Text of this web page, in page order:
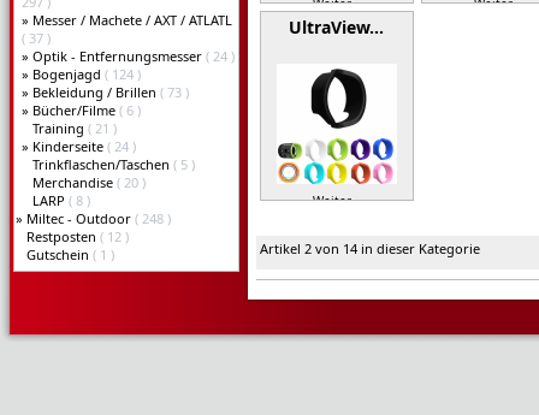
» Messer / Machete / AXT / ATLATL
( 37 )
» Optik - Entfernungsmesser ( 24 )
» Bogenjagd ( 124 )
» Bekleidung / Brillen ( 73 )
» Bücher/Filme ( 6 )
Training ( 21 )
» Kinderseite ( 24 )
Trinkflaschen/Taschen ( 5 )
Merchandise ( 20 )
LARP ( 8 )
» Miltec - Outdoor ( 248 )
Restposten ( 12 )
Gutschein ( 1 )
Weiter » Weiter »
UltraView…
Weiter »
Artikel 2 von 14 in dieser Kategorie